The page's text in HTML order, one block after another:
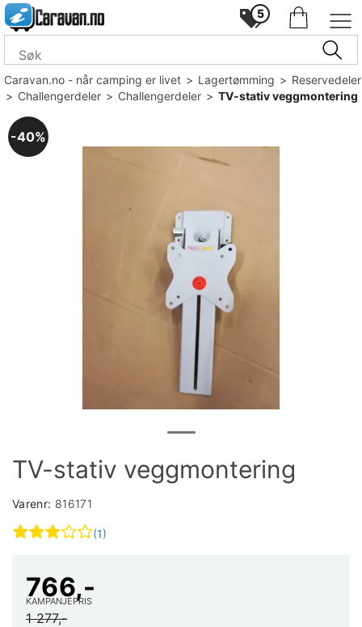
5
Caravan.no - når camping er livet>Lagertømming>Reservedeler
>Challengerdeler>Challengerdeler>TV-stativ veggmontering
40%
TV-stativ veggmontering
Varenr: 816171
(1)
766,-
KAMPANJEPRIS
1 277,-